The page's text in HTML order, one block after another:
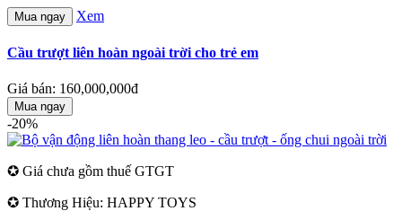
Mua ngay Xem
Cầu trượt liên hoàn ngoài trời cho trẻ em
Giá bán: 160,000,000đ
Mua ngay
-20%
✪ Giá chưa gồm thuế GTGT
✪ Thương Hiệu: HAPPY TOYS